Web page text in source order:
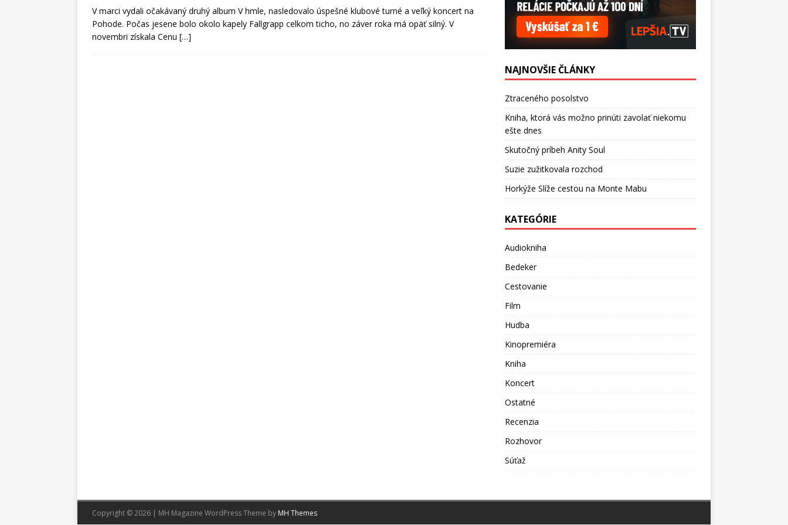
V marci vydali očakávaný druhý album V hmle, nasledovalo úspešné klubové turné a veľký koncert na
Pohode. Počas jesene bolo okolo kapely Fallgrapp celkom ticho, no záver roka má opäť silný. V
novembri získala Cenu […]
NAJNOVŠIE ČLÁNKY
Ztraceného posolstvo
Kniha, ktorá vás možno prinúti zavolať niekomu
ešte dnes
Skutočný príbeh Anity Soul
Suzie zužitkovala rozchod
Horkýže Slíže cestou na Monte Mabu
KATEGÓRIE
Audiokniha
Bedeker
Cestovanie
Film
Hudba
Kinopremiéra
Kniha
Koncert
Ostatné
Recenzia
Rozhovor
Súťaž
Copyright © 2026 | MH Magazine WordPress Theme by MH Themes